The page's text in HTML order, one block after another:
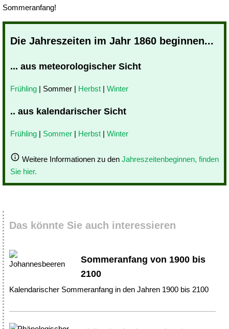
Sommeranfang!
Die Jahreszeiten im Jahr 1860 beginnen...
... aus meteorologischer Sicht
Frühling | Sommer | Herbst | Winter
.. aus kalendarischer Sicht
Frühling | Sommer | Herbst | Winter
Weitere Informationen zu den Jahreszeitenbeginnen, finden
Sie hier.
Das könnte Sie auch interessieren
Sommeranfang von 1900 bis
2100
Kalendarischer Sommeranfang in den Jahren 1900 bis 2100